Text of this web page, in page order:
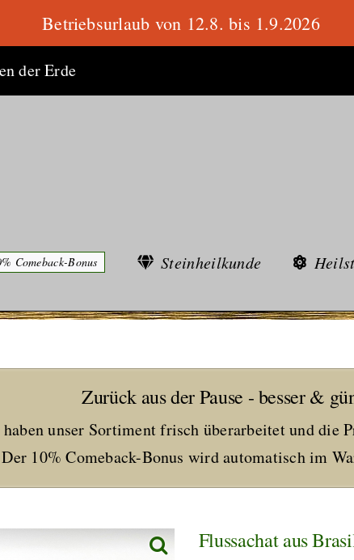
der Erde
Comeback-Bonus Steinheilkunde
Zurück aus der Pause - besser &
unser Sortiment frisch überarbeitet und die
Der 10% Comeback-Bonus wird automatisch im
Flussachat aus
Betriebsurlaub von 12.8. bis 1.9.2026